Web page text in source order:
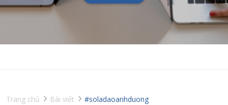
Trang chủ Bài viết #soladaoanhduong